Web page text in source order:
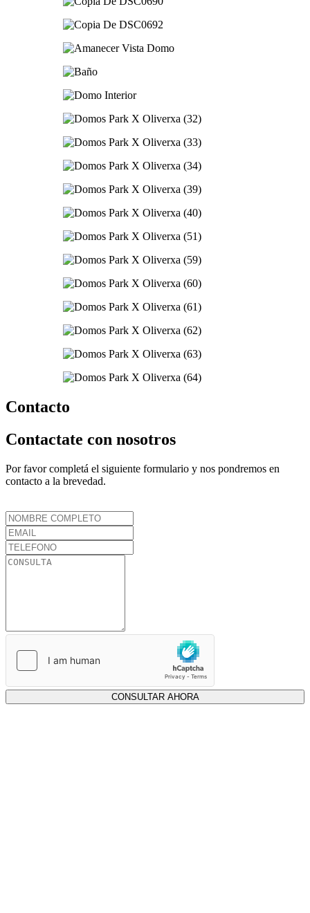
Contacto
Contactate con nosotros
Por favor completá el siguiente formulario y nos pondremos en
contacto a la brevedad.